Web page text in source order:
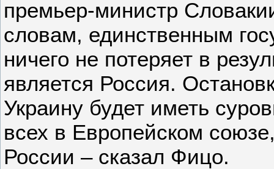
премьер-министр
словам, единственным
ничего не потеряет в
является Россия.
Украину будет иметь
всех в Европейском
России – сказал Фицо.